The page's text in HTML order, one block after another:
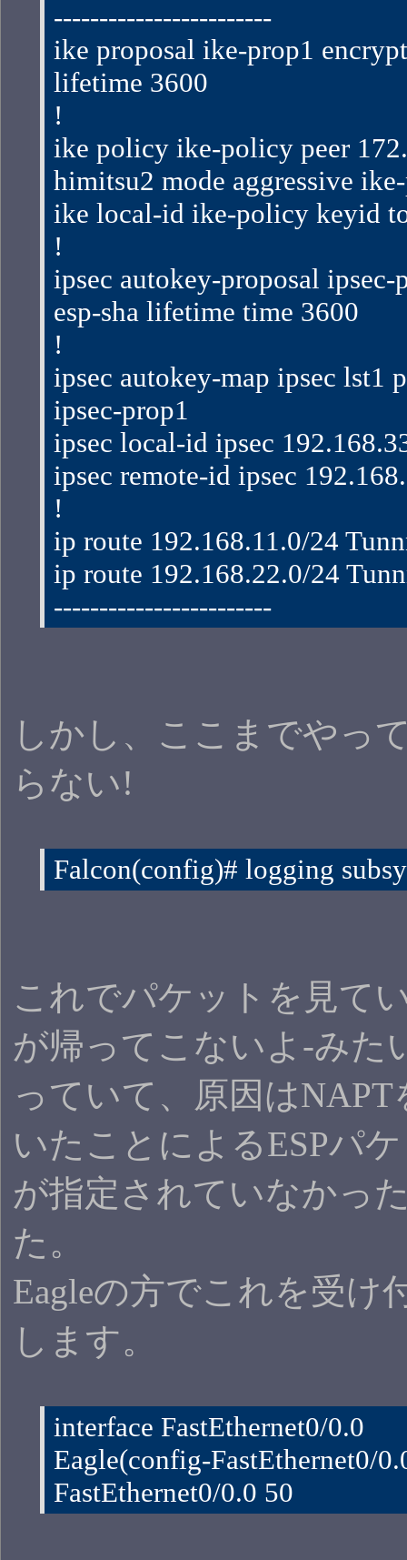
------------------------
ike proposal ike-prop1
lifetime 3600
!
ike policy ike-policy peer
himitsu2 mode aggressive
ike local-id ike-policy keyid
!
ipsec autokey-proposal ipsec-
esp-sha lifetime time 3600
!
ipsec autokey-map ipsec lst1
ipsec-prop1
ipsec local-id ipsec
ipsec remote-id ipsec
!
ip route 192.168.11.0/24
ip route 192.168.22.0/24
------------------------
しかし、ここまでやっ
らない!
Falcon(config)# logging
これでパケットを見て
が帰ってこないよ-みた
っていて、原因は
いたことによるESPパ
が指定されていなかっ
た。
Eagleの方でこれを受け
します。
interface FastEthernet0/0.0
Eagle(config-FastEthernet0/
FastEthernet0/0.0 50